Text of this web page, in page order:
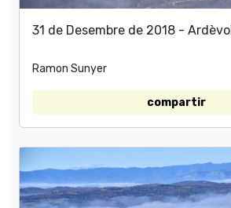
31 de Desembre de 2018 - Ardèvol
Ramon Sunyer
compartir